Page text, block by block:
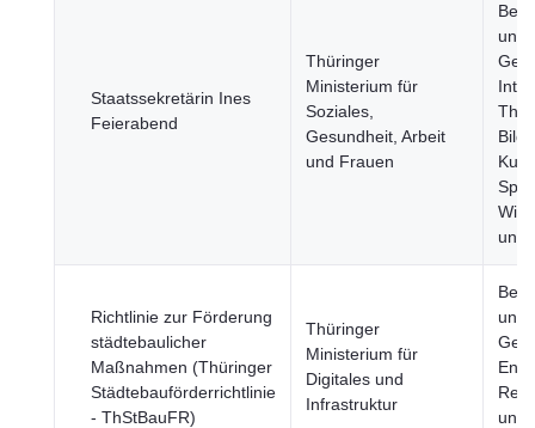
Staatssekretärin Ines
Feierabend
Thüringer
Ministerium für
Soziales,
Gesundheit, Arbeit
und Frauen
und
und
Richtlinie zur Förderung
städtebaulicher
Maßnahmen (Thüringer
Städtebauförderrichtlinie
- ThStBauFR)
Thüringer
Ministerium für
Digitales und
Infrastruktur
und
und